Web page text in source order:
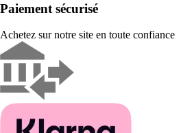
Paiement sécurisé
Achetez sur notre site en toute confiance